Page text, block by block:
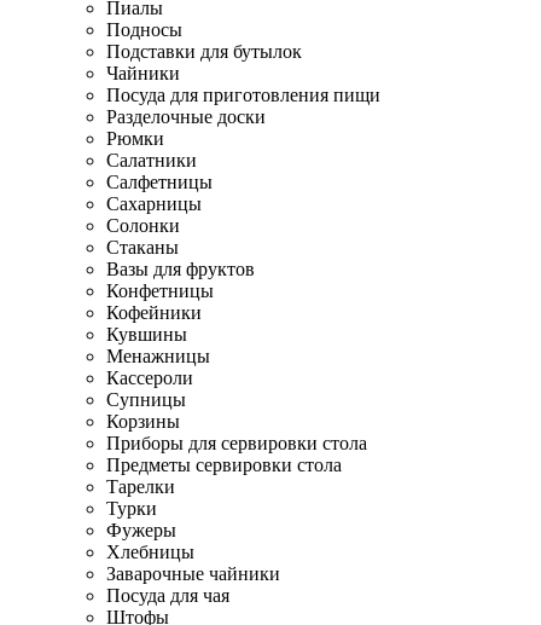
Пиалы
Подносы
Подставки для бутылок
Чайники
Посуда для приготовления пищи
Разделочные доски
Рюмки
Салатники
Салфетницы
Сахарницы
Солонки
Стаканы
Вазы для фруктов
Конфетницы
Кофейники
Кувшины
Менажницы
Кассероли
Супницы
Корзины
Приборы для сервировки стола
Предметы сервировки стола
Тарелки
Турки
Фужеры
Хлебницы
Заварочные чайники
Посуда для чая
Штофы